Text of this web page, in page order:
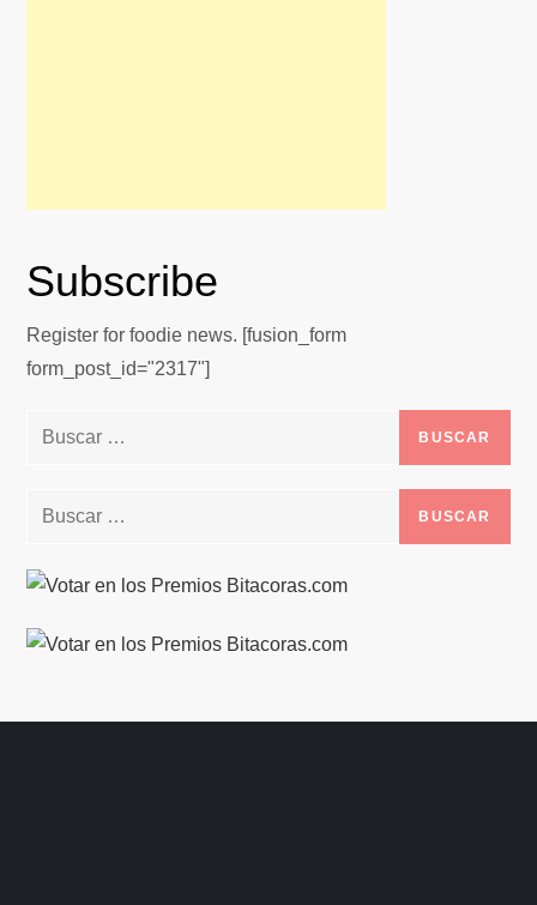
Subscribe
Register for foodie news. [fusion_form
form_post_id="2317"]
Buscar:
Buscar: